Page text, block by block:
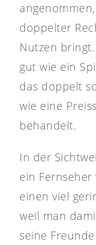
doppelter
Nutzen
gut wie ein
das doppelt
wie eine
behandelt.
In der
ein
einen viel
weil man
seine